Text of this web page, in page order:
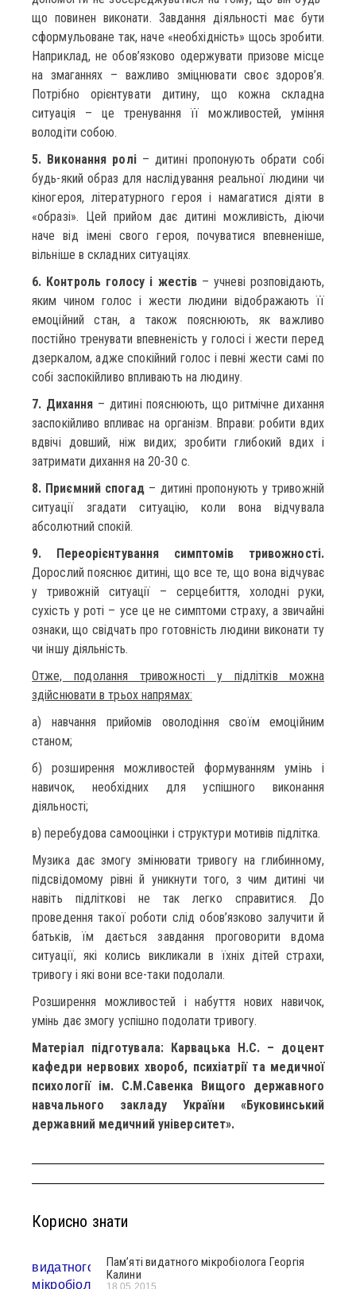
що повинен виконати. Завдання діяльності має бути
сформульоване так, наче «необхідність» щось зробити.
Наприклад, не обов’язково одержувати призове місце
на змаганнях – важливо зміцнювати своє здоров’я.
Потрібно орієнтувати дитину, що кожна складна
ситуація – це тренування її можливостей, уміння
володіти собою.
5. Виконання ролі– дитині пропонують обрати собі
будь-який образ для наслідування реальної людини чи
кіногероя, літературного героя і намагатися діяти в
«образі». Цей прийом дає дитині можливість, діючи
наче від імені свого героя, почуватися впевненіше,
вільніше в складних ситуаціях.
6. Контроль голосу і жестів – учневі розповідають,
яким чином голос і жести людини відображають її
емоційний стан, а також пояснюють, як важливо
постійно тренувати впевненість у голосі і жести перед
дзеркалом, адже спокійний голос і певні жести самі по
собі заспокійливо впливають на людину.
7. Дихання – дитині пояснюють, що ритмічне дихання
заспокійливо впливає на організм. Вправи: робити вдих
вдвічі довший, ніж видих; зробити глибокий вдих і
затримати дихання на 20-30 с.
8. Приємний спогад – дитині пропонують у тривожній
ситуації згадати ситуацію, коли вона відчувала
абсолютний спокій.
9. Переорієнтування симптомів тривожності.
Дорослий пояснює дитині, що все те, що вона відчуває
у тривожній ситуації – серцебиття, холодні руки,
сухість у роті – усе це не симптоми страху, а звичайні
ознаки, що свідчать про готовність людини виконати ту
чи іншу діяльність.
Отже, подолання тривожності у підлітків можна
здійснювати в трьох напрямах:
а) навчання прийомів оволодіння своїм емоційним
станом;
б) розширення можливостей формуванням умінь і
навичок, необхідних для успішного виконання
діяльності;
в) перебудова самооцінки і структури мотивів підлітка.
Музика дає змогу змінювати тривогу на глибинному,
підсвідомому рівні й уникнути того, з чим дитині чи
навіть підліткові не так легко справитися. До
проведення такої роботи слід обов’язково залучити й
батьків, їм дається завдання проговорити вдома
ситуації, які колись викликали в їхніх дітей страхи,
тривогу і які вони все-таки подолали.
Розширення можливостей і набуття нових навичок,
умінь дає змогу успішно подолати тривогу.
Матеріал підготувала: Карвацька Н.С. – доцент
кафедри нервових хвороб, психіатрії та медичної
психології ім. С.М.Савенка Вищого державного
навчального закладу України «Буковинський
державний медичний університет».
Корисно знати
Пам’яті видатного мікробіолога Георгія
Калини
18.05.2015